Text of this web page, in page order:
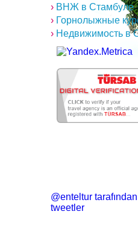
› ВНЖ в Стамбуле
› Горнолыжные
› Недвижимость в
@enteltur
tweetler